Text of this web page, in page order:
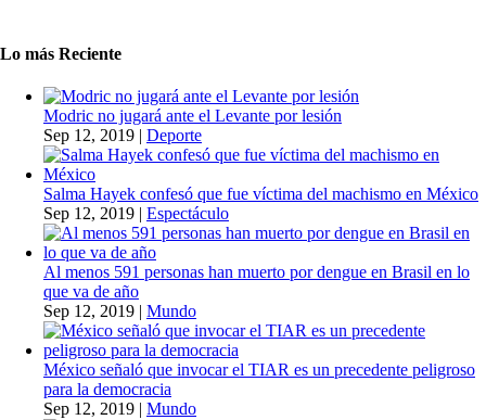
Lo más Reciente
Modric no jugará ante el Levante por lesión
Sep 12, 2019 | Deporte
Salma Hayek confesó que fue víctima del machismo en México
Sep 12, 2019 | Espectáculo
Al menos 591 personas han muerto por dengue en Brasil en lo
que va de año
Sep 12, 2019 | Mundo
México señaló que invocar el TIAR es un precedente peligroso
para la democracia
Sep 12, 2019 | Mundo